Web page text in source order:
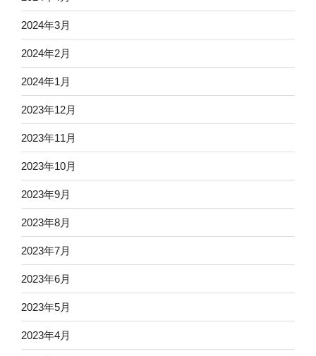
2024年3月
2024年2月
2024年1月
2023年12月
2023年11月
2023年10月
2023年9月
2023年8月
2023年7月
2023年6月
2023年5月
2023年4月